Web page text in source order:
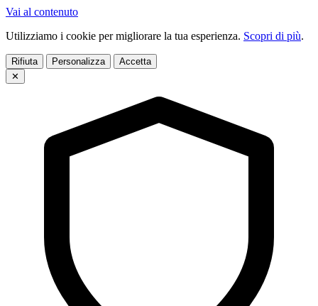
Vai al contenuto
Utilizziamo i cookie per migliorare la tua esperienza. Scopri di più.
Rifiuta Personalizza
Accetta
✕